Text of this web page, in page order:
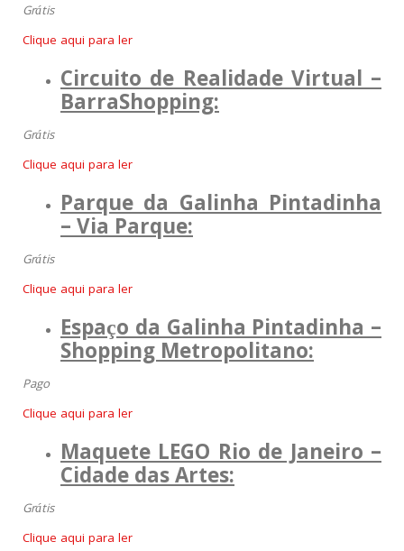
Grátis
Clique aqui para ler
Circuito de Realidade Virtual –
BarraShopping:
Grátis
Clique aqui para ler
Parque da Galinha Pintadinha
– Via Parque:
Grátis
Clique aqui para ler
Espaço da Galinha Pintadinha –
Shopping Metropolitano:
Pago
Clique aqui para ler
Maquete LEGO Rio de Janeiro –
Cidade das Artes:
Grátis
Clique aqui para ler